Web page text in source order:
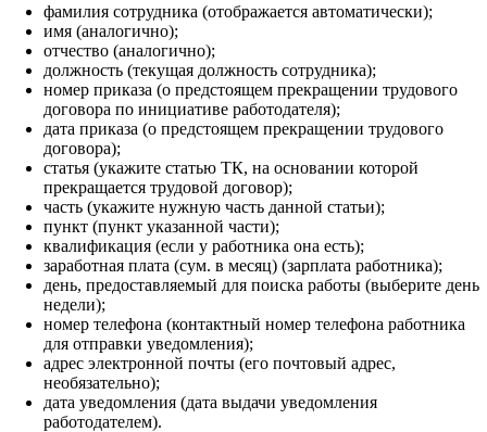
фамилия сотрудника (отображается автоматически);
имя (аналогично);
отчество (аналогично);
должность (текущая должность сотрудника);
номер приказа (о предстоящем прекращении трудового
договора по инициативе работодателя);
дата приказа (о предстоящем прекращении трудового
договора);
статья (укажите статью ТК, на основании которой
прекращается трудовой договор);
часть (укажите нужную часть данной статьи);
пункт (пункт указанной части);
квалификация (если у работника она есть);
заработная плата (сум. в месяц) (зарплата работника);
день, предоставляемый для поиска работы (выберите день
недели);
номер телефона (контактный номер телефона работника
для отправки уведомления);
адрес электронной почты (его почтовый адрес,
необязательно);
дата уведомления (дата выдачи уведомления
работодателем).